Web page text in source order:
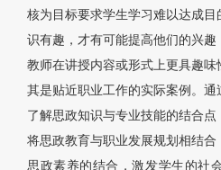
核为目标要求学生学习难以达成
识有趣，才有可能提高他们的兴
教师在讲授内容或形式上更具趣
其是贴近职业工作的实际案例。
了解思政知识与专业技能的结合点
将思政教育与职业发展规划相结
思政素养的结合，激发学生的社